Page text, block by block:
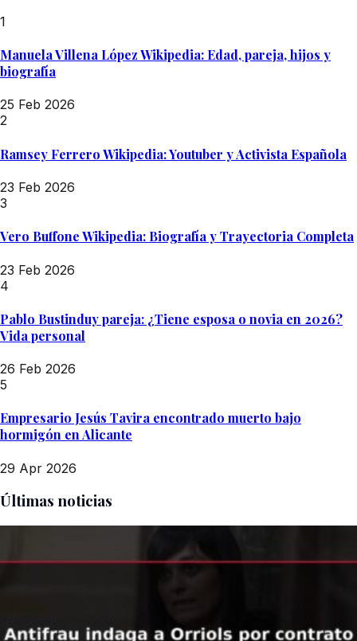
1
Manuela Villena López Wikipedia: Edad, pareja, hijos y
biografía
25 Feb 2026
2
Ramsey Ferrero Wikipedia: Youtuber y Activista Española
23 Feb 2026
3
Vero Buffone Wikipedia: Biografía y Trayectoria Completa
23 Feb 2026
4
Pablo Bustinduy pareja: ¿Tiene esposa o novia en 2026?
Vida personal
26 Feb 2026
5
Empresario Jesús Tavira encontrado muerto bajo
hormigón en Alicante
29 Apr 2026
Últimas noticias